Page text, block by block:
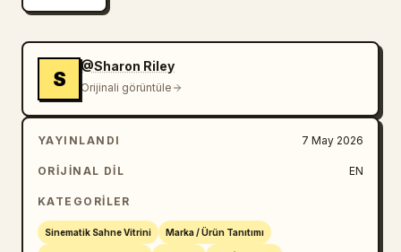
Yalnızca hafif sinematik hareket kullanın;
aşırı sarsıntı veya titreme olmamalıdır.
Makro çekimlerde sığ alan derinliğini ve
koruyun.
S
@Sharon Riley
Orijinali görüntüle
YAYINLANDI 7 May 2026
ORIJINAL DIL EN
KATEGORILER
Sinematik Sahne Vitrini Marka / Ürün Tanıtımı